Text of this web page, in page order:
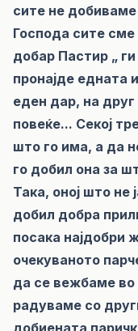
сите не
Господа сите сме
добар Пастир „
пронајде едната
еден дар, на
повеќе... Секој
што го има, а да
го добил она за
Така, оној што не
добил добра
посака најдобри
очекуваното
да се вежбаме
радуваме со
добиената